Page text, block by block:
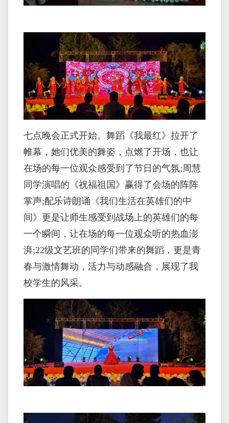
七点晚会正式开始。舞蹈《我最红》拉开了
帷幕，她们优美的舞姿，点燃了开场，也让
在场的每一位观众感受到了节日的气氛;周慧
同学演唱的《祝福祖国》赢得了会场的阵阵
掌声;配乐诗朗诵《我们生活在英雄们的中
间》更是让师生感受到战场上的英雄们的每
一个瞬间，让在场的每一位观众听的热血澎
湃;22级文艺班的同学们带来的舞蹈，更是青
春与激情舞动，活力与动感融合，展现了我
校学生的风采。